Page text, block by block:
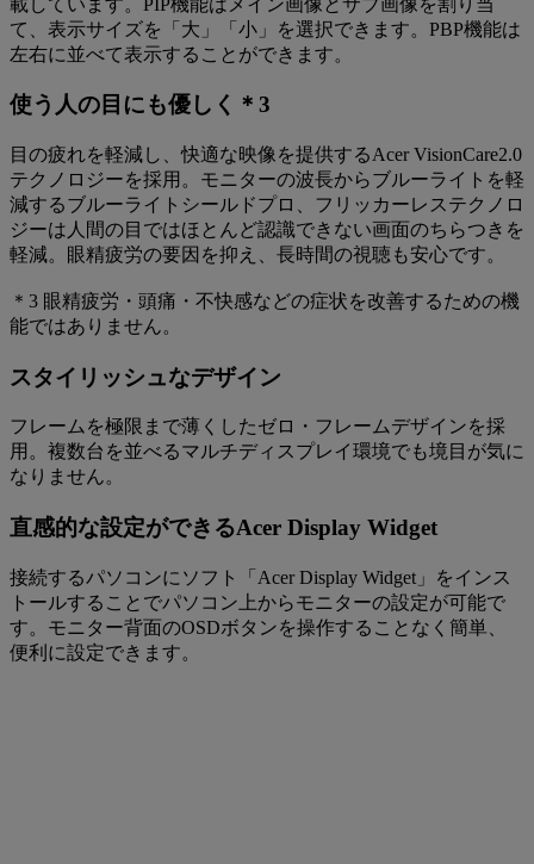
て、表示サイズを「大」「小」を選択できます。PBP機能は
左右に並べて表示することができます。
使う人の目にも優しく＊3
目の疲れを軽減し、快適な映像を提供するAcer VisionCare2.0
テクノロジーを採用。モニターの波長からブルーライトを軽
減するブルーライトシールドプロ、フリッカーレステクノロ
ジーは人間の目ではほとんど認識できない画面のちらつきを
軽減。眼精疲労の要因を抑え、長時間の視聴も安心です。
＊3 眼精疲労・頭痛・不快感などの症状を改善するための機
能ではありません。
スタイリッシュなデザイン
フレームを極限まで薄くしたゼロ・フレームデザインを採
用。複数台を並べるマルチディスプレイ環境でも境目が気に
なりません。
直感的な設定ができるAcer Display Widget
接続するパソコンにソフト「Acer Display Widget」をインス
トールすることでパソコン上からモニターの設定が可能で
す。モニター背面のOSDボタンを操作することなく簡単、
便利に設定できます。